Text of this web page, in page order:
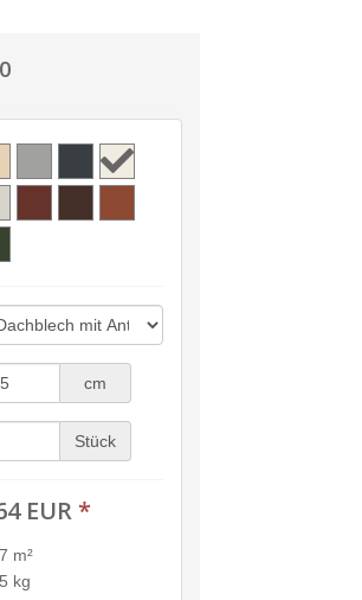
cm
Stück
EUR *
m²
kg